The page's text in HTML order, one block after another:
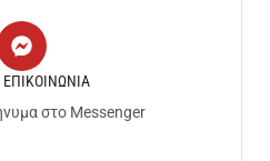
στο Messenger